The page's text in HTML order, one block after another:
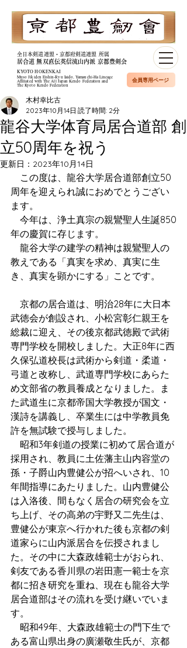
全日本剣道連盟・京都府剣道連盟 所属
居合道 無双直伝英信流山内派 京都豊剣会
KYOTO HOKENKAI
Muso Jikiden Eishin-Ryu Iaido, Yamauchi-Ha Lineage​
Affiliated with The All Japan Kendo Federation and
The Kyoto Kendo Federation
会員専用ページ
龍谷大学体育局居合道部 創
立50周年を祝う
木村幸比古
2023年10月14日 読了時間: 2分
更新日： 2023年10月14日
この度は、龍谷大学居合道部創立50
周年を迎えられ誠におめでとうござい
ます。
今年は、浄土真宗の親鸞聖人生誕850
年の慶賀に存じます。
龍谷大学の建学の精神は親鸞聖人の
教えである「真実を求め、真実に生
き、真実を顕かにする」ことです。
京都の居合道は、明治28年に大日本
武徳会が創設され、小松宮彰仁親王を
総裁に迎え、その後京都武徳殿で武術
専門学校を開校しました。大正8年に西
久保弘道校長は武術から剣道・柔道・
弓道と改称し、武道専門学校にあらた
め文部省の教員養成となりました。ま
た武道生に京都帝国大学教授が国文・
漢詩を講義し、卒業生には中学教員免
許を無試験で授与しました。
昭和3年剣道の授業に初めて居合道が
採用され、教員に土佐藩主山内容堂の
孫・子爵山内豊健公が招へいされ、10
年間指導にあたりました。山内豊健公
は入洛後、間もなく居合の研究会を立
ち上げ、その高弟の宇野又二先生は、
豊健公が東京へ行かれた後も京都の剣
道家らに山内派居合を伝授されまし
た。その中に大森政雄範士がおられ、
剣友である香川県の岩田憲一範士を京
都に招き研究を重ね、現在も龍谷大学
居合道部はその流れを受け継いでいま
す。
昭和49年、大森政雄範士の門下生で
ある富山県出身の廣瀬敬生氏が、京都